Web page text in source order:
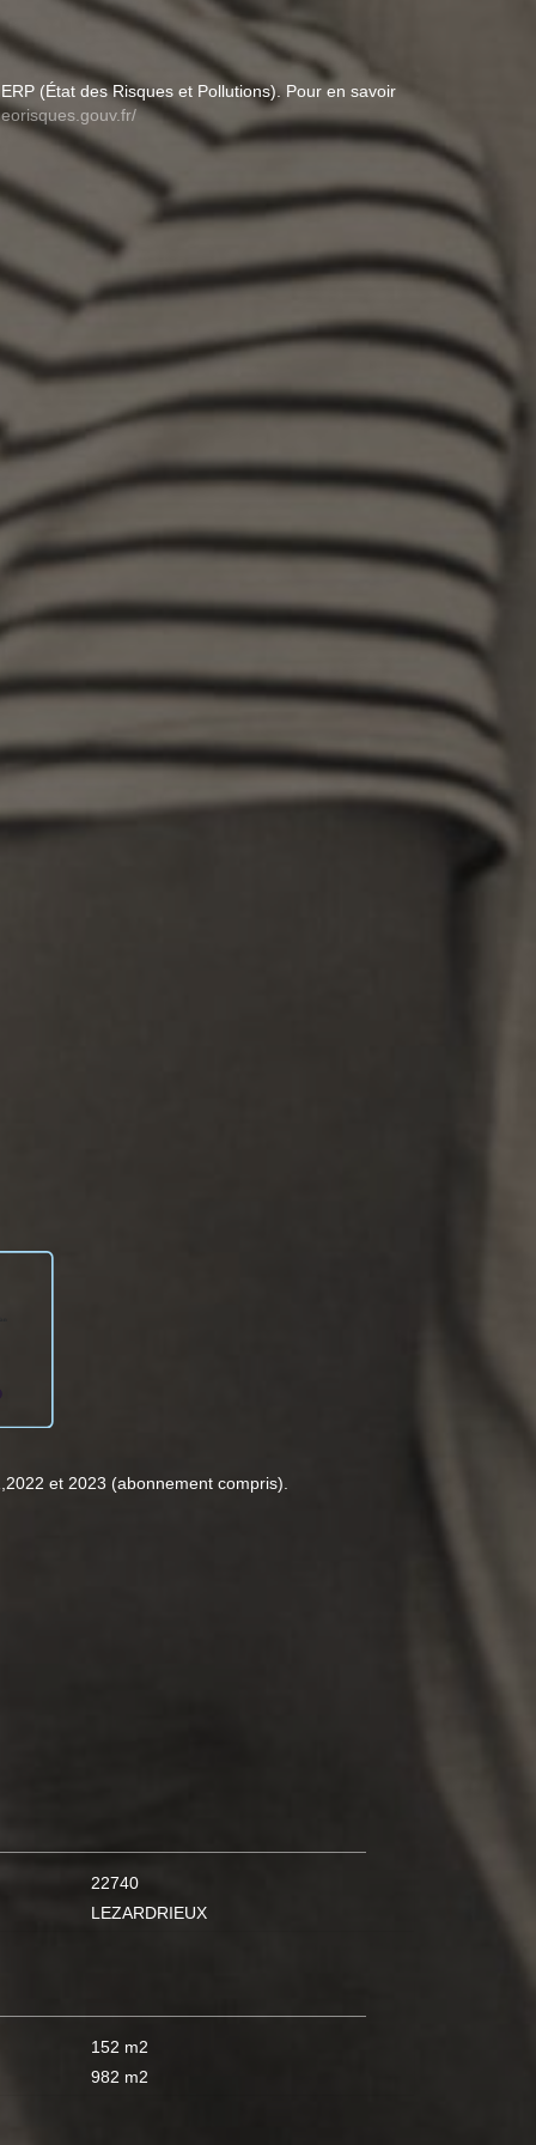
et 2023 (abonnement compris).
(État des Risques et Pollutions). Pour en savoir
22740
LEZARDRIEUX
152 m2
982 m2